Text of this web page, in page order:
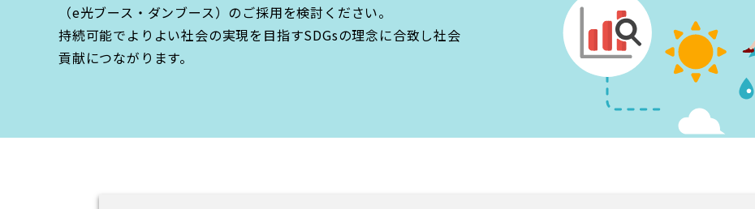
（e光ブース・ダンブース）のご採用を検討ください。
持続可能でよりよい社会の実現を目指すSDGsの理念に合致し社会
貢献につながります。